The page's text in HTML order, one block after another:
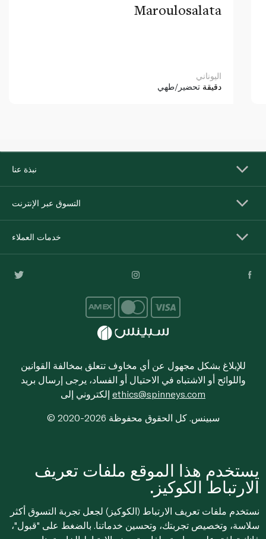
Maroulosalata
اليوناني
دقيقة تحضير/طهي
نبذة عنا
التسوق عبر الإنترنت
خدمات العملاء
للإبلاغ بشكل مجهول عن أي مخاوف تتعلق بمخالفة القوانين
واللوائح أو الاشتباه في الاحتيال أو الفساد، يرجى إرسال بريد
ethics@spinneys.com
© 2020-2026 سبينس. كل الحقوق محفوظة
يستخدم هذا الموقع ملفات تعريف
الارتباط الكوكيز.
نستخدم ملفات تعريف الارتباط (الكوكيز) لجعل تجربة التسوق أكثر
سلاسة، وتخصيص تجربتك، وتحسين خدماتنا. بالضغط على "قبول"،